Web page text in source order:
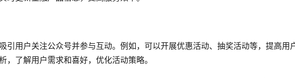
引用户关注公众号并参与互动。例如，可以开展优惠活动、抽奖活动等，提高用
，了解用户需求和喜好，优化活动策略。